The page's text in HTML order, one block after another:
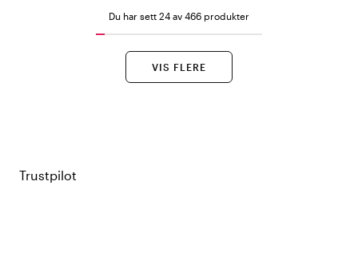
Du har sett 24 av 466 produkter
VIS FLERE
Trustpilot